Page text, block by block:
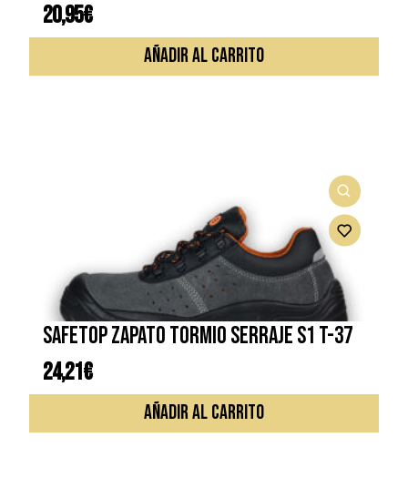
20,95€
AÑADIR AL CARRITO
SAFETOP ZAPATO TORMIO SERRAJE S1 T-37
24,21€
AÑADIR AL CARRITO